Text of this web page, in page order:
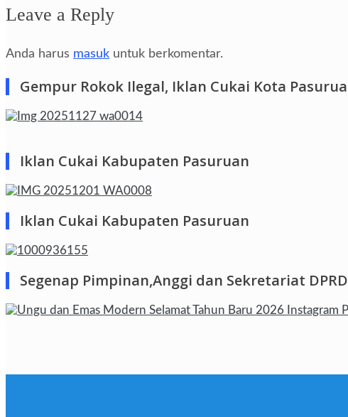
Leave a Reply
Anda harus masuk untuk berkomentar.
Gempur Rokok Ilegal, Iklan Cukai Kota
Iklan Cukai Kabupaten Pasuruan
Iklan Cukai Kabupaten Pasuruan
Segenap Pimpinan,Anggi dan Sekretariat